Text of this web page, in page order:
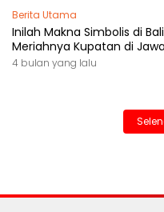
Berita Utama
Inilah Makna Simbolis di
Meriahnya Kupatan di Jawa
4 bulan yang lalu